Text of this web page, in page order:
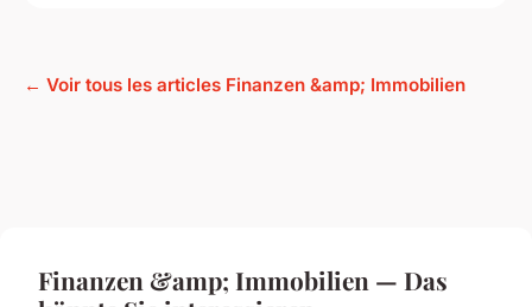
← Voir tous les articles Finanzen &amp; Immobilien
Finanzen &amp; Immobilien — Das